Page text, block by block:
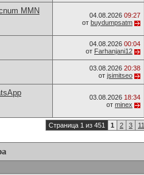
MMN
04.08.2026 09:27
от buydumpsatm
04.08.2026 00:04
от Farhanjani12
03.08.2026 20:38
от jsimitseo
03.08.2026 18:34
от minex
Страница 1 из 451 1 2 3 11